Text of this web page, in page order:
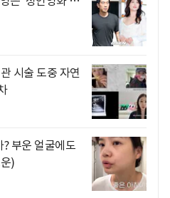
시술 도중 자연
부운 얼굴에도
)